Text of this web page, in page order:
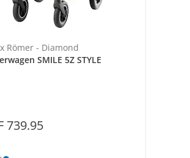
Römer - Diamond
SMILE 5Z STYLE
739.95